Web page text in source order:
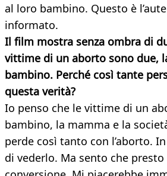
al loro bambino. Questo è
informato.
Il film mostra senza ombra di
vittime di un aborto sono due,
bambino. Perché così tante
questa verità?
Io penso che le vittime di un
bambino, la mamma e la
perde così tanto con l’aborto.
di vederlo. Ma sento che presto